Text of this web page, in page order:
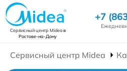
Сервисный центр Mideaв
Ростове-на-Дону
+7
Сервисный центр Midea